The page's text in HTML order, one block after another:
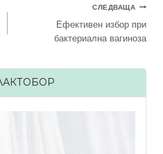
СЛЕДВАЩА
Eфективен избор при
бактериална вагиноза